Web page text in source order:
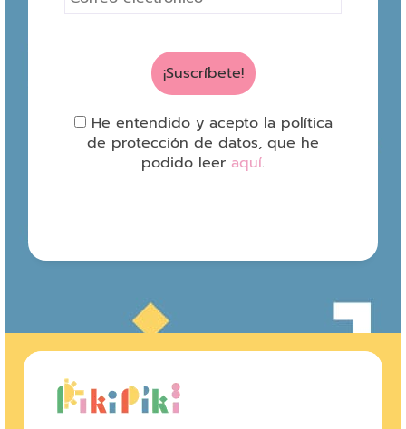
He entendido y acepto la política
de protección de datos, que he
podido leer aquí.